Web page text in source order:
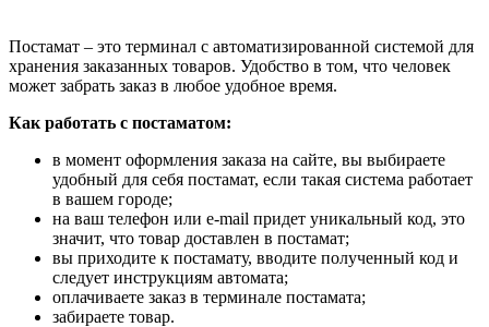
Постамат – это терминал с автоматизированной системой для
хранения заказанных товаров. Удобство в том, что человек
может забрать заказ в любое удобное время.
Как работать с постаматом:
в момент оформления заказа на сайте, вы выбираете
удобный для себя постамат, если такая система работает
в вашем городе;
на ваш телефон или e-mail придет уникальный код, это
значит, что товар доставлен в постамат;
вы приходите к постамату, вводите полученный код и
следует инструкциям автомата;
оплачиваете заказ в терминале постамата;
забираете товар.